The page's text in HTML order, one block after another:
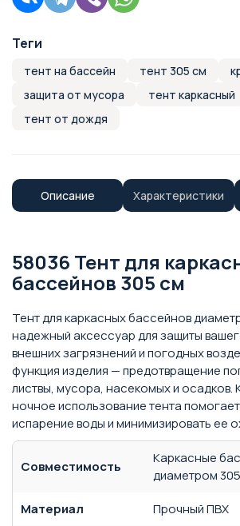
Теги
тент на бассейн тент 305 см
защита от мусора
тент каркасный
тент от дождя
Описание Характеристики
58036 Тент для
бассейнов 305 см
Тент для каркасных бассейнов
надежный аксессуар для защиты
внешних загрязнений и погодных
функция изделия — предотвращение
листвы, мусора, насекомых и осадков.
ночное использование тента
испарение воды и минимизировать ее
Совместимость
Каркасные
диаметром
Материал
Прочный ПВХ